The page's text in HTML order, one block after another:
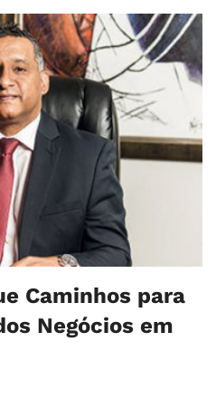
Caminhos para
Negócios em